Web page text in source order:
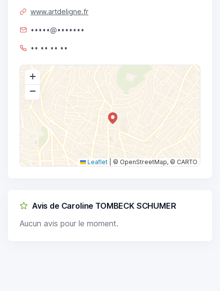
www.artdeligne.fr
•••••@•••••••
•• •• •• ••
+
−
Leaflet © OpenStreetMap, © CARTO
Avis de Caroline TOMBECK SCHUMER
Aucun avis pour le moment.